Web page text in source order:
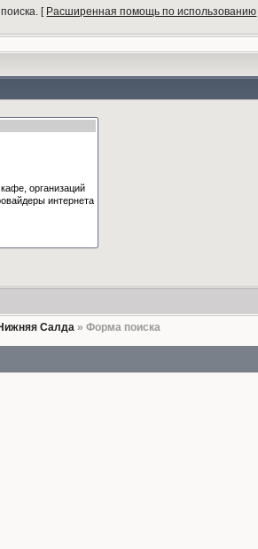
[ Расширенная помощь по использованию
Салда » Форма поиска